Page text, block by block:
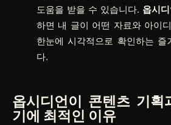
도움을 받을 수 있습니다. 옵시
하면 내 글이 어떤 자료와 아이
한눈에 시각적으로 확인하는 즐
다.
옵시디언이 콘텐츠 기획
기에 최적인 이유